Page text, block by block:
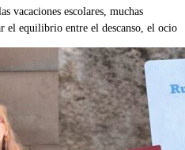
vacaciones escolares, muchas
el equilibrio entre el descanso, el ocio